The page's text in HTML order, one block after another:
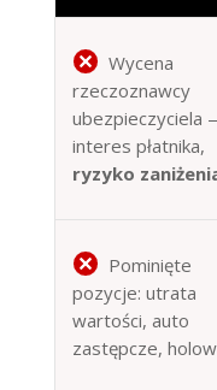
Wycena
rzeczoznawcy
ubezpieczyciela
interes płatnika,
ryzyko
Pominięte
pozycje: utrata
wartości, auto
zastępcze,